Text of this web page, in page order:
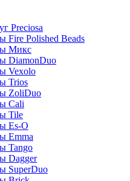
Preciosa
Fire Polished Beads
Микс
DiamonDuo
Vexolo
Trios
ZoliDuo
Cali
Tile
Es-O
Emma
Tango
Dagger
SuperDuo